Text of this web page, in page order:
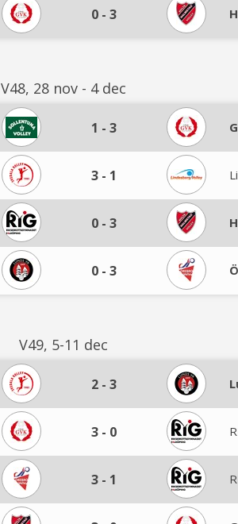
0 - 3
V48, 28 nov - 4 dec
1 - 3
3 - 1
0 - 3
0 - 3
V49, 5-11 dec
2 - 3
3 - 0
3 - 1